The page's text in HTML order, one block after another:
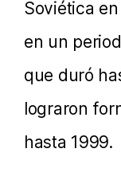
Soviética
en un
que duró
lograron
hasta 1999.